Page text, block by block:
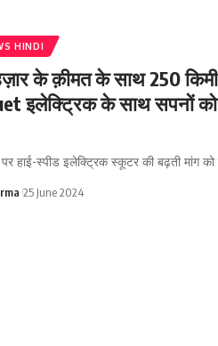
HINDI
के क़ीमत के साथ 250
इलेक्ट्रिक के साथ सपनों
पर हाई-स्पीड इलेक्ट्रिक स्कूटर की बढ़ती मांग
25 June 2024